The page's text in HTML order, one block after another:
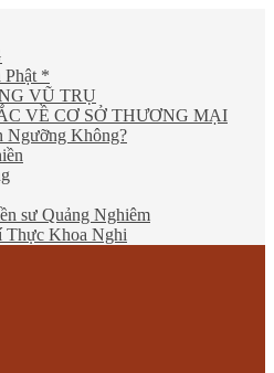
Phật *
VŨ TRỤ
VỀ CƠ SỞ THƯƠNG MẠI
Ngưỡng Không?
sư Quảng Nghiêm
Thực Khoa Nghi